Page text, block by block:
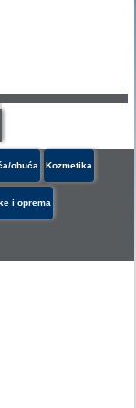
obuća Kozmetika
i oprema